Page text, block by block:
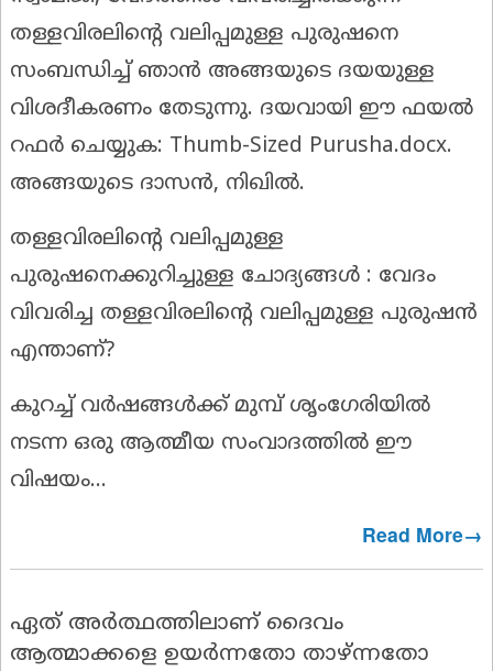
തള്ളവിരലിൻ്റെ വലിപ്പമുള്ള പുരുഷനെ
സംബന്ധിച്ച് ഞാൻ അങ്ങയുടെ ദയയുള്ള
വിശദീകരണം തേടുന്നു. ദയവായി ഈ ഫയൽ
റഫർ ചെയ്യുക: Thumb-Sized Purusha.docx.
അങ്ങയുടെ ദാസൻ, നിഖിൽ.
തള്ളവിരലിൻ്റെ വലിപ്പമുള്ള
പുരുഷനെക്കുറിച്ചുള്ള ചോദ്യങ്ങൾ : വേദം
വിവരിച്ച തള്ളവിരലിൻ്റെ വലിപ്പമുള്ള പുരുഷൻ
എന്താണ്?
കുറച്ച് വർഷങ്ങൾക്ക് മുമ്പ് ശൃംഗേരിയിൽ
നടന്ന ഒരു ആത്മീയ സംവാദത്തിൽ ഈ
വിഷയം...
Read More→
ഏത് അർത്ഥത്തിലാണ് ദൈവം
ആത്മാക്കളെ ഉയർന്നതോ താഴ്ന്നതോ